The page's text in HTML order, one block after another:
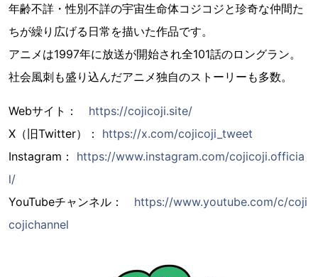
年齢不詳・性別不詳の宇宙生命体コジコジと珍奇な仲間た
ちが繰り広げる日常を描いた作品です。
アニメは1997年に放送が開始され全101話のロングラン。
社会風刺も盛り込んだアニメ独自のストーリーも多数。
Webサイト： https://cojicoji.site/
X（旧Twitter）： https://x.com/cojicoji_tweet
Instagram： https://www.instagram.com/cojicoji.officia
l/
YouTubeチャンネル： https://www.youtube.com/c/coji
cojichannel